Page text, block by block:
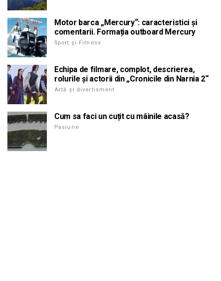
Motor barca „Mercury“: caracteristici și
comentarii. Formația outboard Mercury
Sport și Fitness
Echipa de filmare, complot, descrierea,
rolurile și actorii din „Cronicile din Narnia 2“
Artă și divertisment
Cum sa faci un cuțit cu mâinile acasă?
Pasiune